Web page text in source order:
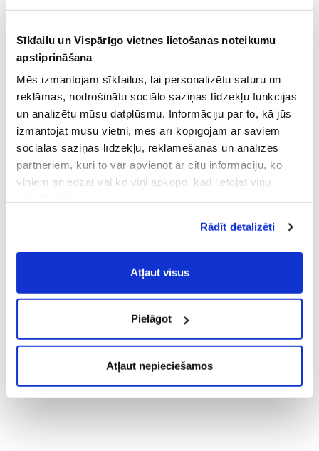
Sīkfailu un Vispārīgo vietnes lietošanas noteikumu
apstiprināšana
Mēs izmantojam sīkfailus, lai personalizētu saturu un
reklāmas, nodrošinātu sociālo saziņas līdzekļu funkcijas
un analizētu mūsu datplūsmu. Informāciju par to, kā jūs
izmantojat mūsu vietni, mēs arī kopīgojam ar saviem
sociālās saziņas līdzekļu, reklamēšanas un analīzes
partneriem, kuri to var apvienot ar citu informāciju, ko
viņiem sniedzat vai ko viņi apkopo, kad lietojat viņu
Vispārīgiem vietnes lietošanas
noteikumiem(saīsināti - VVLN).
Rādīt detalizēti
Atļaut visus
Pielāgot
Atļaut nepieciešamos